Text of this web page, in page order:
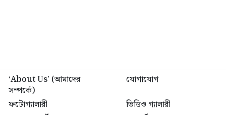
‘About Us’ (আমাদের
সম্পর্কে)
যোগাযোগ
ফটোগ্যালারী
ভিডিও গ্যালারী